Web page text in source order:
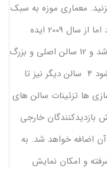
معماری موزه به سبک
تایلندی است و 12 سالن اصلی و بزرگ دارد اما از سال 2009 ایده
بازسازی و مرمت موزه ملی بانکوک عملی شد و 12 سالن اصلی و بزرگ
آن تا امروز بازسازی شده است و گفته میشود 4 سالن دیگر نیز تا
ها تزئینات سالن های
بازدیدکنندگان خارجی
آن اضافه خواهد شد. به
و امکان نمایش